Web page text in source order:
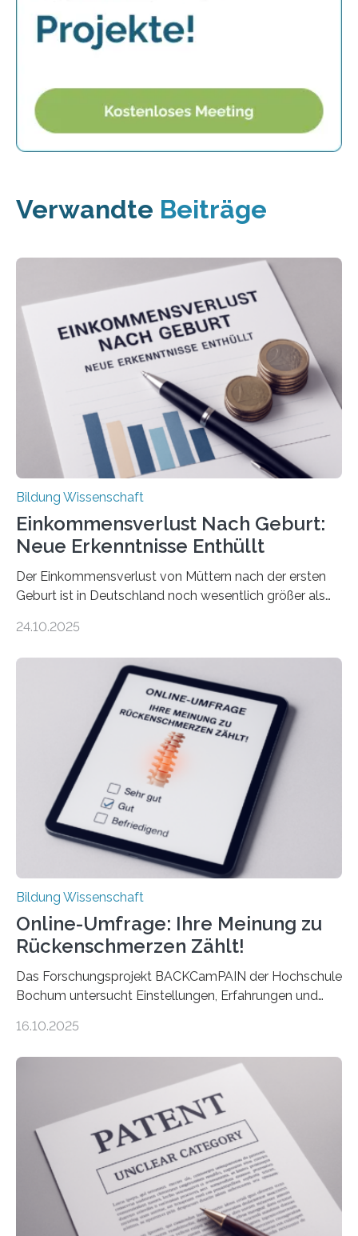
Verwandte Beiträge
Bildung Wissenschaft
Einkommensverlust Nach Geburt:
Neue Erkenntnisse Enthüllt
Der Einkommensverlust von Müttern nach der ersten
Geburt ist in Deutschland noch wesentlich größer als
nach der Geburt durchschnittlich fast 30.000 Euro
langfristigen Auswirkungen auf Karriere und die spätere
Rente. Bisherige Schätzungen lagen bei rund 20.000
Euro und damit etwa 30 Prozent zu niedrig. Zu diesem
Ergebnis kommt eine neue Studie des ZEW Mannheim
mit der Universität Tilburg. „Werden Frauen unter 30
Jahren erstmals…
24.10.2025
Bildung Wissenschaft
Online-Umfrage: Ihre Meinung zu
Rückenschmerzen Zählt!
Das Forschungsprojekt BACKCamPAIN der Hochschule
Bochum untersucht Einstellungen, Erfahrungen und
gehören zu den häufigsten gesundheitlichen
Rückenschmerzen denken und welche Erfahrungen sie
damit gemacht haben, kann entscheidend
beeinflussen, wie Schmerzen verlaufen und welche
Therapien wirken. Diese individuellen Überzeugungen
stehen im Mittelpunkt einer aktuellen Studie der
Hochschule Bochum. Im Rahmen des
Promotionsprojekts „BACKCamPAIN“ führt die
Doktorandin Deborah Jost (Hochschule Bochum,
Promotionskolleg NRW) derzeit eine Online-Umfrage
16.10.2025